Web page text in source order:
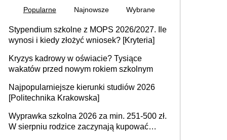
Popularne Najnowsze Wybrane
Stypendium szkolne z MOPS 2026/2027. Ile
wynosi i kiedy złożyć wniosek? [Kryteria]
Kryzys kadrowy w oświacie? Tysiące
wakatów przed nowym rokiem szkolnym
Najpopularniejsze kierunki studiów 2026
[Politechnika Krakowska]
Wyprawka szkolna 2026 za min. 251-500 zł.
W sierpniu rodzice zaczynają kupować